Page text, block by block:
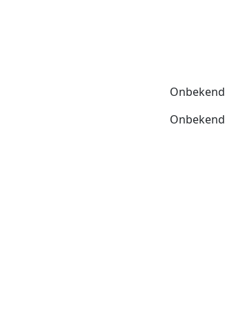
Onbekend
Onbekend